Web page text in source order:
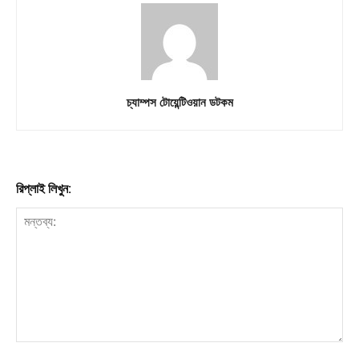
চ্যাম্পস টোয়েন্টিওয়ান ডটকম
রিপ্লাই লিখুন: